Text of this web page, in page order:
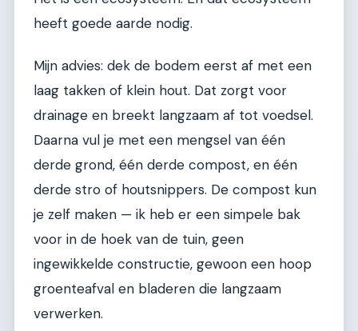
heeft goede aarde nodig.
Mijn advies: dek de bodem eerst af met een
laag takken of klein hout. Dat zorgt voor
drainage en breekt langzaam af tot voedsel.
Daarna vul je met een mengsel van één
derde grond, één derde compost, en één
derde stro of houtsnippers. De compost kun
je zelf maken — ik heb er een simpele bak
voor in de hoek van de tuin, geen
ingewikkelde constructie, gewoon een hoop
groenteafval en bladeren die langzaam
verwerken.